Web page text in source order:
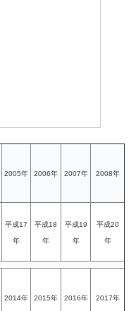
2005年 2006年 2007年 2008年
平成17
年
平成18
年
平成19
年
平成20
年
2014年 2015年 2016年 2017年